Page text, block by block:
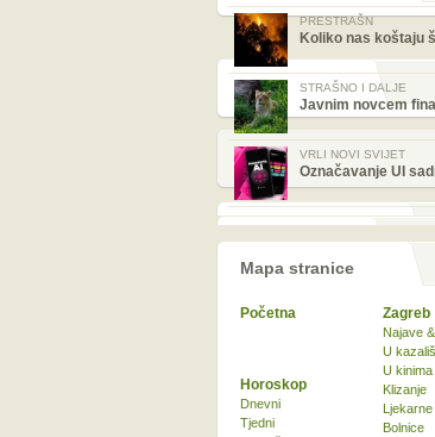
PRESTRAŠN
Koliko nas koštaju
STRAŠNO I DALJE
Javnim novcem
VRLI NOVI SVIJET
Označavanje UI
Mapa stranice
Početna Zagreb
Najave
U
U kinima
Klizanje
Ljekarne
Bolnice
Horoskop
Dnevni
Tjedni